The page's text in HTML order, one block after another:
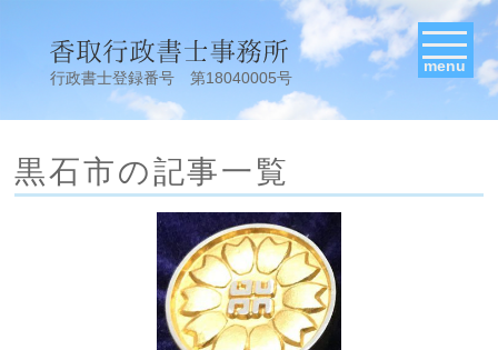
行政書士登録番号 第18040005号
menu
黒石市の記事一覧